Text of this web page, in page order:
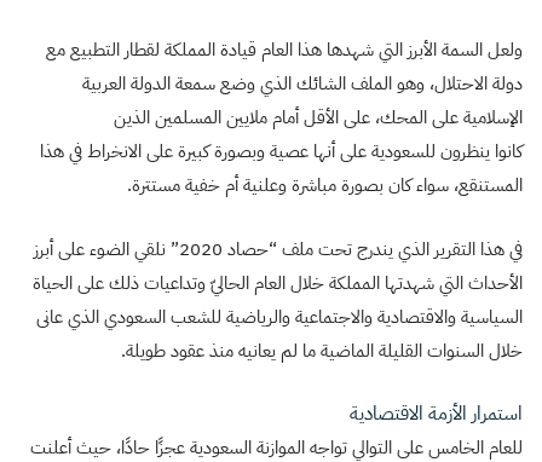
ولعل السمة الأبرز التي شهدها هذا العام قيادة المملكة لقطار التطبيع مع
دولة الاحتلال، وهو الملف الشائك الذي وضع سمعة الدولة العربية
الإسلامية على المحك، على الأقل أمام ملايين المسلمين الذين
كانوا ينظرون للسعودية على أنها عصية وبصورة كبيرة على الانخراط في هذا
المستنقع، سواء كان بصورة مباشرة وعلنية أم خفية مستترة.
في هذا التقرير الذي يندرج تحت ملف “حصاد 2020” نلقي الضوء على أبرز
الأحداث التي شهدتها المملكة خلال العام الحاليّ وتداعيات ذلك على الحياة
السياسية والاقتصادية والاجتماعية والرياضية للشعب السعودي الذي عانى
خلال السنوات القليلة الماضية ما لم يعانيه منذ عقود طويلة.
استمرار الأزمة الاقتصادية
للعام الخامس على التوالي تواجه الموازنة السعودية عجزًا حادًا، حيث أعلنت